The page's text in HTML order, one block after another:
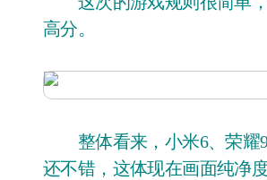
高分。
整体看来，小米6、荣耀9
还不错，这体现在画面纯净